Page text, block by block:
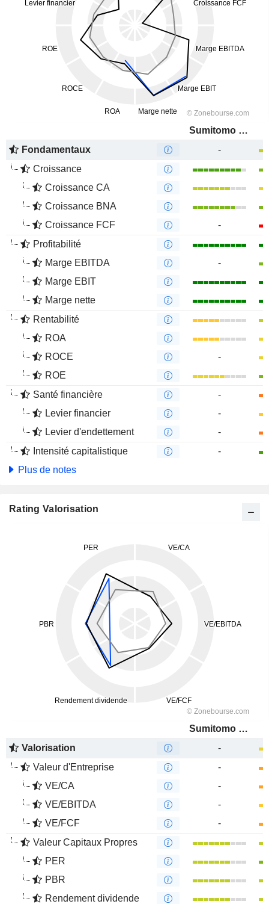
Sumitomo Mitsui Financial Group, Inc.
Fondamentaux
-
Croissance
Croissance CA
Croissance BNA
Croissance FCF
-
Profitabilité
Marge EBITDA
-
Marge EBIT
Marge nette
Rentabilité
ROA
ROCE
-
ROE
Santé financière
-
Levier financier
-
Levier d'endettement
-
Intensité capitalistique
-
Plus de notes
Rating Valorisation
Sumitomo Mitsui Financial Group, Inc.
Valorisation
-
Valeur d'Entreprise
-
VE/CA
-
VE/EBITDA
-
VE/FCF
-
Valeur Capitaux Propres
PER
PBR
Rendement dividende